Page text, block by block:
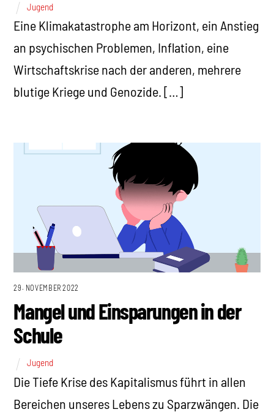
Jugend
Eine Klimakatastrophe am Horizont, ein Anstieg
an psychischen Problemen, Inflation, eine
Wirtschaftskrise nach der anderen, mehrere
blutige Kriege und Genozide. […]
29. NOVEMBER 2022
Mangel und Einsparungen in der
Schule
Jugend
Die Tiefe Krise des Kapitalismus führt in allen
Bereichen unseres Lebens zu Sparzwängen. Die